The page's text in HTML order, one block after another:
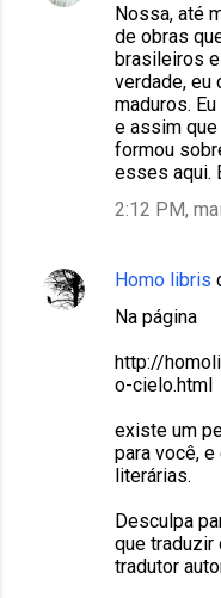
Nossa, até
de obras
brasileiros e
verdade, eu
maduros.
e assim
formou
esses aqui.
2:12 PM,
Homo libris
Na página
http://
o-cielo.html
existe um
para você,
literárias.
Desculpa
que traduzir
tradutor